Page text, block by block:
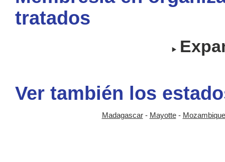
tratados
Ver también los
Madagascar- Mayotte- Mozambique